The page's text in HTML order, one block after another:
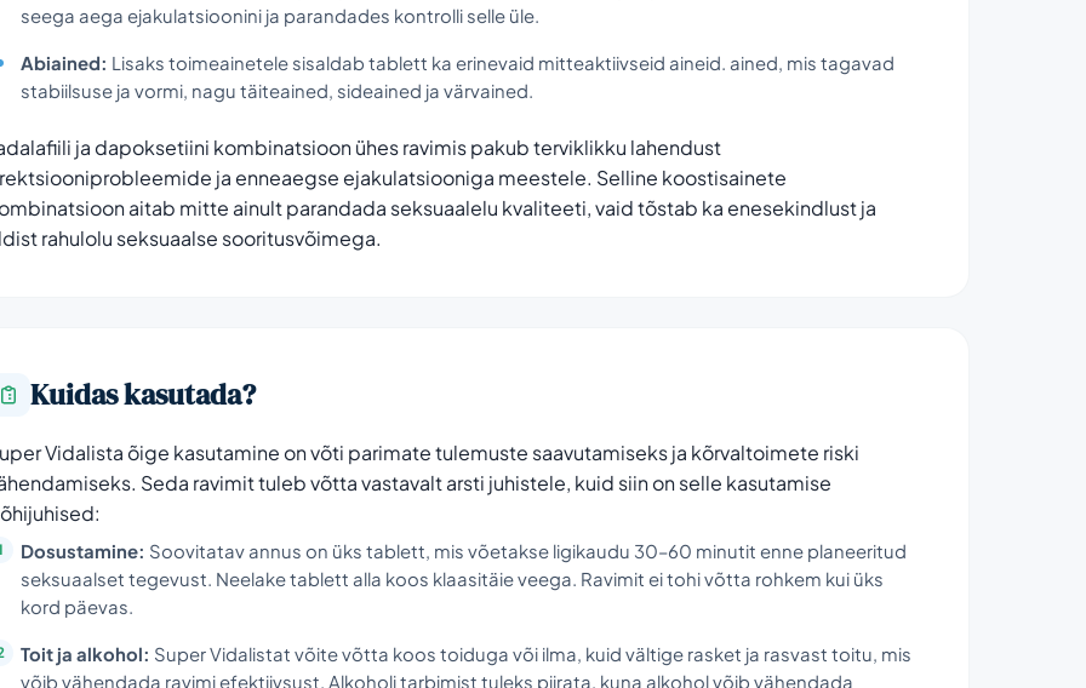
seega aega ejakulatsioonini ja parandades kontrolli selle üle.
Abiained: Lisaks toimeainetele sisaldab tablett ka erinevaid mitteaktiivseid aineid. ained, mis tagavad
stabiilsuse ja vormi, nagu täiteained, sideained ja värvained.
ja dapoksetiini kombinatsioon ühes ravimis pakub terviklikku lahendust
ja enneaegse ejakulatsiooniga meestele. Selline koostisainete
aitab mitte ainult parandada seksuaalelu kvaliteeti, vaid tõstab ka enesekindlust ja
rahulolu seksuaalse sooritusvõimega.
Kuidas kasutada?
Vidalista õige kasutamine on võti parimate tulemuste saavutamiseks ja kõrvaltoimete riski
Seda ravimit tuleb võtta vastavalt arsti juhistele, kuid siin on selle kasutamise
Dosustamine: Soovitatav annus on üks tablett, mis võetakse ligikaudu 30–60 minutit enne planeeritud
seksuaalset tegevust. Neelake tablett alla koos klaasitäie veega. Ravimit ei tohi võtta rohkem kui üks
kord päevas.
Toit ja alkohol: Super Vidalistat võite võtta koos toiduga või ilma, kuid vältige rasket ja rasvast toitu, mis
võib vähendada ravimi efektiivsust. Alkoholi tarbimist tuleks piirata, kuna alkohol võib vähendada